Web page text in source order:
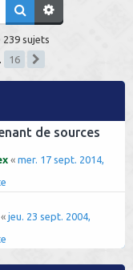
239 sujets
16
de sources
« mer. 17 sept. 2014,
« jeu. 23 sept. 2004,